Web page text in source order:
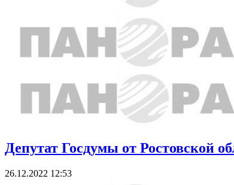
Депутат Госдумы от Ростовской
26.12.2022 12:53